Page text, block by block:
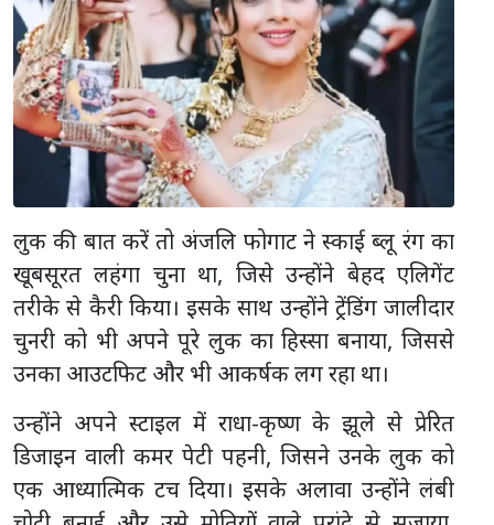
लुक की बात करें तो अंजलि फोगाट ने स्काई ब्लू रंग का
खूबसूरत लहंगा चुना था, जिसे उन्होंने बेहद एलिगेंट
तरीके से कैरी किया। इसके साथ उन्होंने ट्रेंडिंग जालीदार
चुनरी को भी अपने पूरे लुक का हिस्सा बनाया, जिससे
उनका आउटफिट और भी आकर्षक लग रहा था।
उन्होंने अपने स्टाइल में राधा-कृष्ण के झूले से प्रेरित
डिजाइन वाली कमर पेटी पहनी, जिसने उनके लुक को
एक आध्यात्मिक टच दिया। इसके अलावा उन्होंने लंबी